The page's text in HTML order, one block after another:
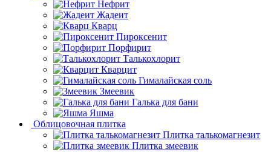
Нефрит
Жадеит
Кварц
Пироксенит
Порфирит
Талькохлорит
Кварцит
Гималайская соль
Змеевик
Галька для бани
Яшма
Облицовочная плитка
Плитка талькомагнезит
Плитка змеевик